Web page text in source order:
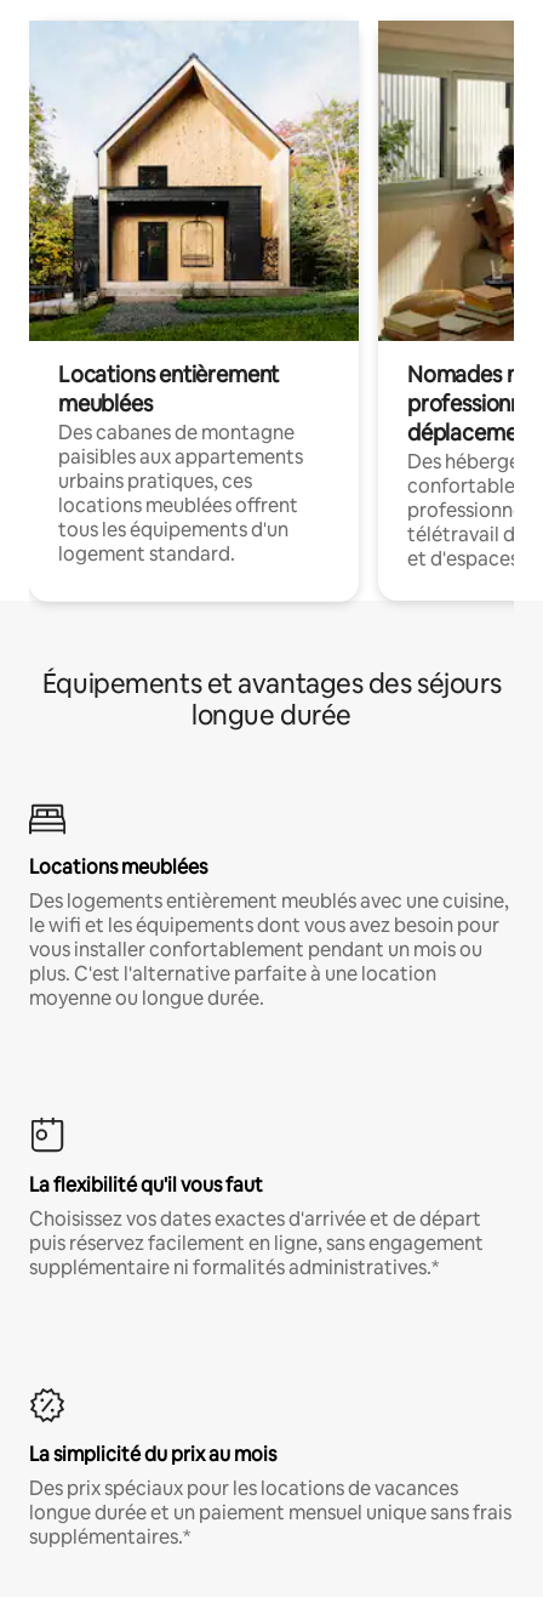
Locations entièrement
meublées
Des cabanes de montagne
paisibles aux appartements
urbains pratiques, ces
locations meublées offrent
tous les équipements d'un
logement standard.
Nomades
déplacement
Des
confortables
professionnels
télétravail
et d'espaces
Équipements et avantages des séjours
longue durée
Locations meublées
Des logements entièrement meublés avec une cuisine,
le wifi et les équipements dont vous avez besoin pour
vous installer confortablement pendant un mois ou
plus. C'est l'alternative parfaite à une location
moyenne ou longue durée.
La flexibilité qu'il vous faut
Choisissez vos dates exactes d'arrivée et de départ
puis réservez facilement en ligne, sans engagement
supplémentaire ni formalités administratives.*
La simplicité du prix au mois
Des prix spéciaux pour les locations de vacances
longue durée et un paiement mensuel unique sans frais
supplémentaires.*